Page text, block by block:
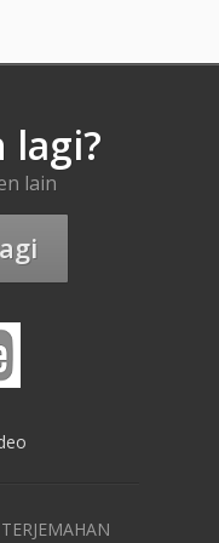
lagi?
lain